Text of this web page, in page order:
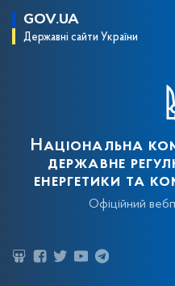
GOV.UA
Державні сайти України
Національна
державне
енергетики та
Офіційний